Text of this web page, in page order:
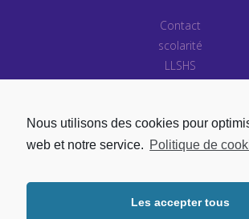
Nous utilisons des cookies pour
web et notre service. Politique de
Les accepter tous
Contact
scolarité
LLSHS
Contacts
pédagogiques